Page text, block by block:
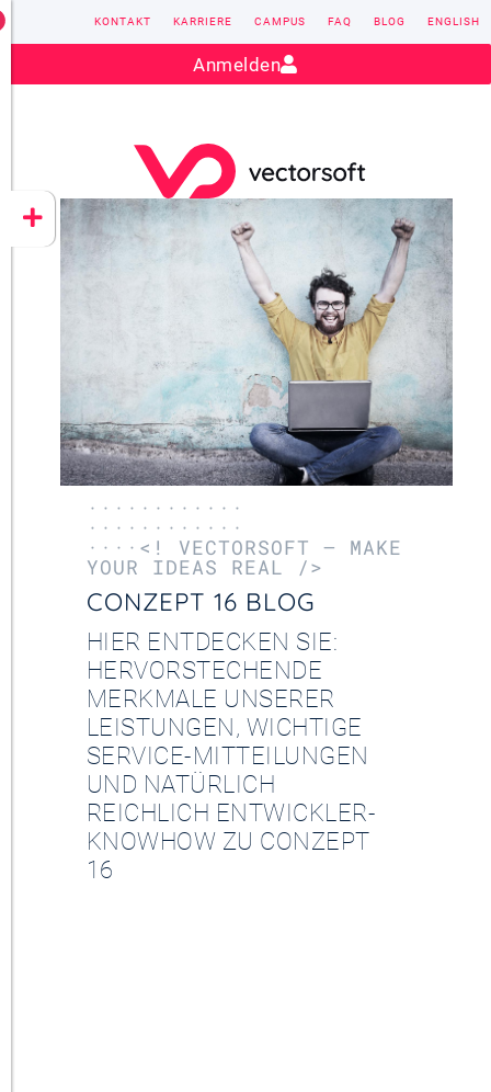
CONZEPT 16
YEET
Kontakt:sales@vectorsoft.de
KONTAKT KARRIERE CAMPUS FAQ BLOG ENGLISH
Anmelden
············
············
····<! VECTORSOFT – MAKE
YOUR IDEAS REAL />
CONZEPT 16 BLOG
HIER ENTDECKEN SIE:
HERVORSTECHENDE
MERKMALE UNSERER
LEISTUNGEN, WICHTIGE
SERVICE-MITTEILUNGEN
UND NATÜRLICH
REICHLICH ENTWICKLER-
KNOWHOW ZU CONZEPT
16